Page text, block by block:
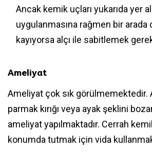
Ancak kemik uçları yukarıda yer
uygulanmasına rağmen bir arada
kayıyorsa alçı ile sabitlemek
Ameliyat
Ameliyat çok sık görülmemektedir.
parmak kırığı veya ayak şeklini
ameliyat yapılmaktadır. Cerrah
konumda tutmak için vida